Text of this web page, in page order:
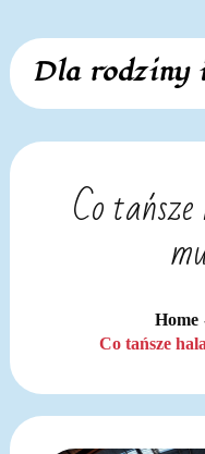
Skip
content
Dla rodziny
Co
Home
Co tańsze